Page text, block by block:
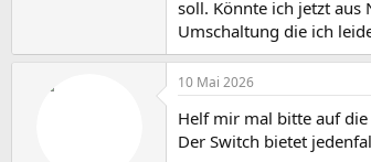
soll. Könnte ich jetzt aus
Umschaltung die ich
10 Mai 2026
Helf mir mal bitte auf die
Der Switch bietet